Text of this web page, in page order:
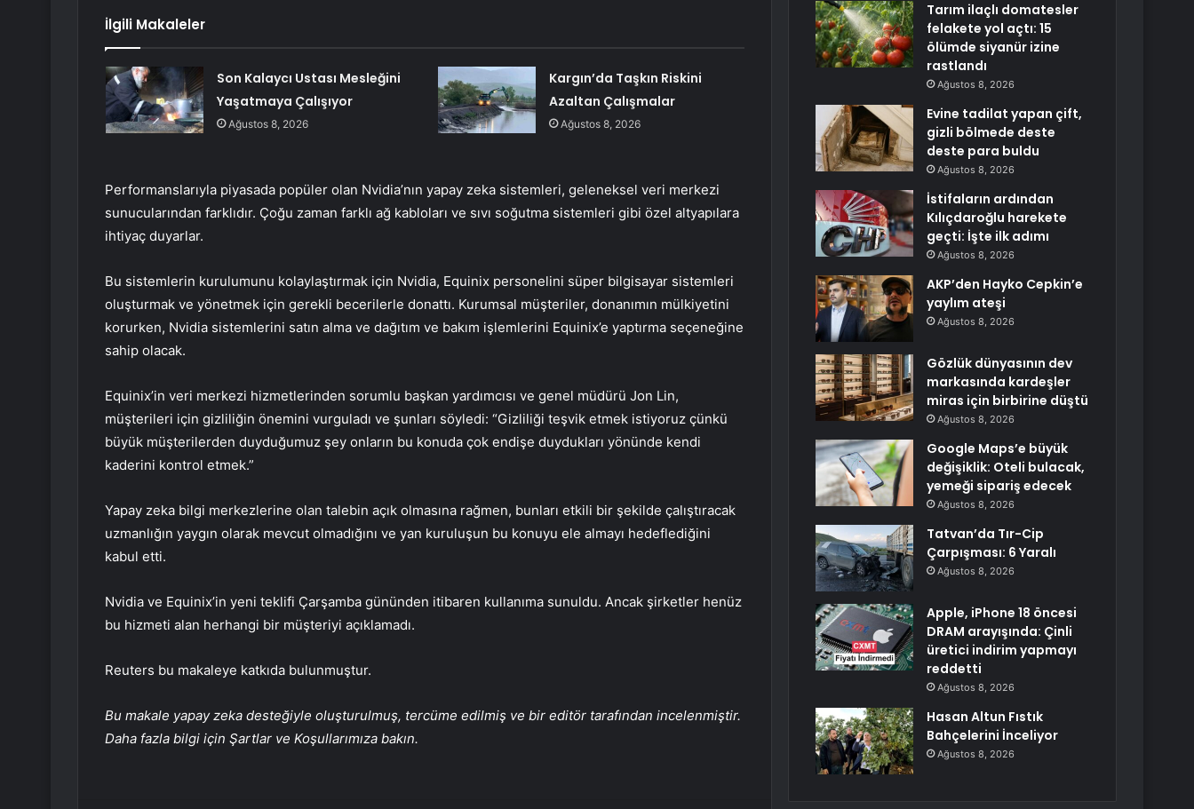
İlgili Makaleler
Son Kalaycı Ustası Mesleğini
Yaşatmaya Çalışıyor
Ağustos 8, 2026
Kargın’da Taşkın Riskini
Azaltan Çalışmalar
Ağustos 8, 2026
Performanslarıyla piyasada popüler olan Nvidia’nın yapay zeka sistemleri, geleneksel veri merkezi
sunucularından farklıdır. Çoğu zaman farklı ağ kabloları ve sıvı soğutma sistemleri gibi özel altyapılara
ihtiyaç duyarlar.
Bu sistemlerin kurulumunu kolaylaştırmak için Nvidia, Equinix personelini süper bilgisayar sistemleri
oluşturmak ve yönetmek için gerekli becerilerle donattı. Kurumsal müşteriler, donanımın mülkiyetini
korurken, Nvidia sistemlerini satın alma ve dağıtım ve bakım işlemlerini Equinix’e yaptırma seçeneğine
sahip olacak.
Equinix’in veri merkezi hizmetlerinden sorumlu başkan yardımcısı ve genel müdürü Jon Lin,
müşterileri için gizliliğin önemini vurguladı ve şunları söyledi: “Gizliliği teşvik etmek istiyoruz çünkü
büyük müşterilerden duyduğumuz şey onların bu konuda çok endişe duydukları yönünde kendi
kaderini kontrol etmek.”
Yapay zeka bilgi merkezlerine olan talebin açık olmasına rağmen, bunları etkili bir şekilde çalıştıracak
uzmanlığın yaygın olarak mevcut olmadığını ve yan kuruluşun bu konuyu ele almayı hedeflediğini
kabul etti.
Nvidia ve Equinix’in yeni teklifi Çarşamba gününden itibaren kullanıma sunuldu. Ancak şirketler henüz
bu hizmeti alan herhangi bir müşteriyi açıklamadı.
Reuters bu makaleye katkıda bulunmuştur.
Bu makale yapay zeka desteğiyle oluşturulmuş, tercüme edilmiş ve bir editör tarafından incelenmiştir.
Daha fazla bilgi için Şartlar ve Koşullarımıza bakın.
Tarım ilaçlı domatesler
felakete yol açtı: 15
ölümde siyanür izine
rastlandı
Ağustos 8, 2026
Evine tadilat yapan çift,
gizli bölmede deste
deste para buldu
Ağustos 8, 2026
İstifaların ardından
Kılıçdaroğlu harekete
geçti: İşte ilk adımı
Ağustos 8, 2026
AKP’den Hayko Cepkin’e
yaylım ateşi
Ağustos 8, 2026
Gözlük dünyasının dev
markasında kardeşler
miras için birbirine düştü
Ağustos 8, 2026
Google Maps’e büyük
değişiklik: Oteli bulacak,
yemeği sipariş edecek
Ağustos 8, 2026
Tatvan’da Tır-Cip
Çarpışması: 6 Yaralı
Ağustos 8, 2026
Apple, iPhone 18 öncesi
DRAM arayışında: Çinli
üretici indirim yapmayı
reddetti
Ağustos 8, 2026
Hasan Altun Fıstık
Bahçelerini İnceliyor
Ağustos 8, 2026